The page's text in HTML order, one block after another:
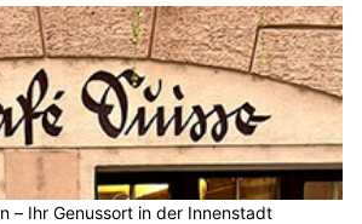
– Ihr Genussort in der Innenstadt